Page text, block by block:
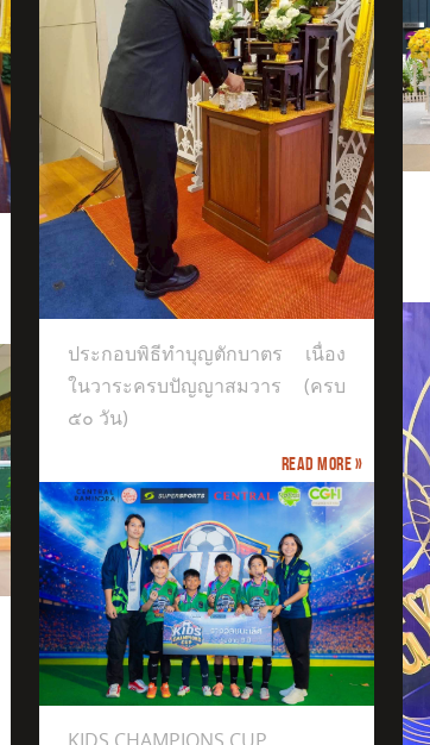
ประกอบพิธีทำบุญตักบาตร เนื่อง
ในวาระครบปัญญาสมวาร (ครบ
๕๐ วัน)
Read more »
ตัวแทนเด็ก และเยาวชนจากศูนย์ส่ง
เสริมศิลปวัฒนธรรมนานาชาติ